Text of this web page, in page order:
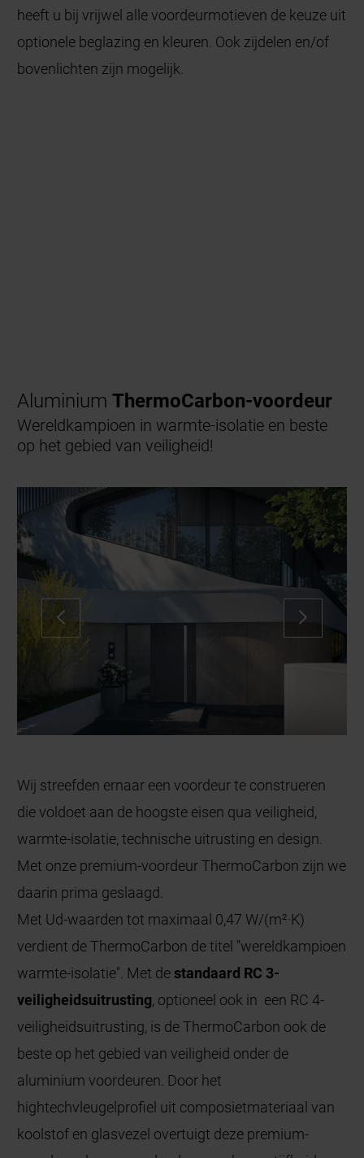
heeft u bij vrijwel alle voordeurmotieven de keuze uit
optionele beglazing en kleuren. Ook zijdelen en/of
bovenlichten zijn mogelijk.
AluminiumThermoCarbon-voordeur
Wereldkampioen in warmte-isolatie en beste
op het gebied van veiligheid!
Wij streefden ernaar een voordeur te construeren
die voldoet aan de hoogste eisen qua veiligheid,
warmte-isolatie, technische uitrusting en design.
Met onze premium-voordeur ThermoCarbon zijn we
daarin prima geslaagd.
Met Ud-waarden tot maximaal 0,47 W/(m²·K)
verdient de ThermoCarbon de titel "wereldkampioen
warmte-isolatie". Met de standaard RC 3-
veiligheidsuitrusting, optioneel ook in een RC 4-
veiligheidsuitrusting, is de ThermoCarbon ook de
beste op het gebied van veiligheid onder de
aluminium voordeuren. Door het
hightechvleugelprofiel uit composietmateriaal van
koolstof en glasvezel overtuigt deze premium-